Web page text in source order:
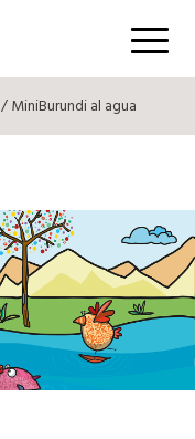
Menú
/ MiniBurundi al agua